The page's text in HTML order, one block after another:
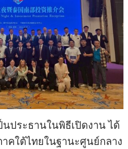
ประธานในพิธีเปิดงาน ได้
คใต้ไทยในฐานะศูนย์กลาง